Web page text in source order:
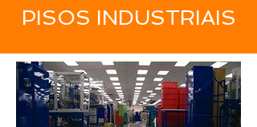
PISOS INDUSTRIAIS